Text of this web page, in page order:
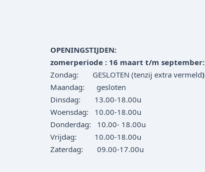
OPENINGSTIJDEN:
zomerperiode : 16 maart t/m september:
Zondag: GESLOTEN (tenzij extra vermeld)
Maandag: gesloten
Dinsdag: 13.00-18.00u
Woensdag: 10.00-18.00u
Donderdag: 10.00- 18.00u
Vrijdag: 10.00-18.00u
Zaterdag: 09.00-17.00u